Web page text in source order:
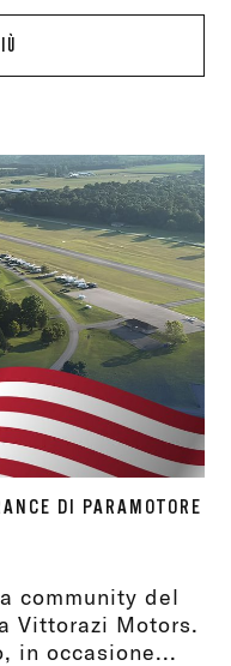
DI PARAMOTORE
community del
Vittorazi Motors.
in occasione...